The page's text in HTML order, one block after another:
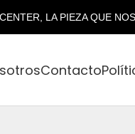
LA PIEZA QUE
Contacto